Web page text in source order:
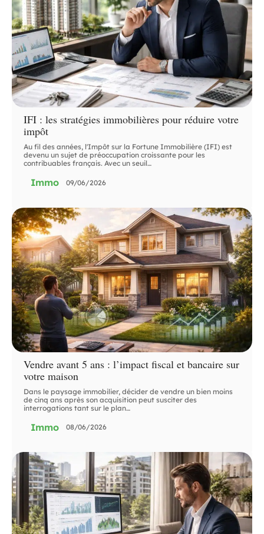
IFI : les stratégies immobilières pour réduire votre
impôt
Au fil des années, l'Impôt sur la Fortune Immobilière (IFI) est
devenu un sujet de préoccupation croissante pour les
contribuables français. Avec un seuil…
Immo 09/06/2026
Vendre avant 5 ans : l’impact fiscal et bancaire sur
votre maison
Dans le paysage immobilier, décider de vendre un bien moins
de cinq ans après son acquisition peut susciter des
interrogations tant sur le plan…
Immo 08/06/2026